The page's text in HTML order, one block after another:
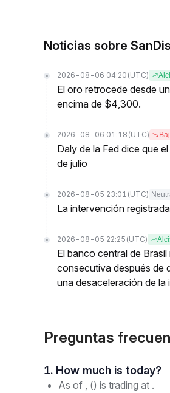
Noticias sobre
2026-08-06 04:20 (UTC)
El oro retrocede desde
encima de $4,300.
2026-08-06 01:18 (UTC)
Daly de la Fed dice que
de julio
2026-08-05 23:01 (UTC)
La intervención
2026-08-05 22:25 (UTC)
El banco central de
consecutiva después de
una desaceleración de la
Preguntas
1. How much is today?
As of , () is trading at .